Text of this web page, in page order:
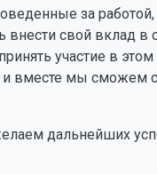
за
внести свой вклад
участие в
вместе мы сможем
дальнейших